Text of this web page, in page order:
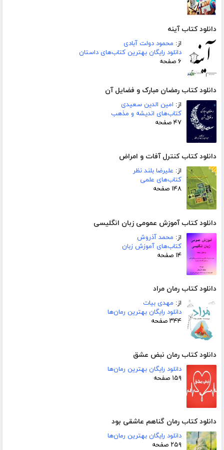
دانلود کتاب آینه
از: محمود دولت آبادی
دانلود رایگان بهترین کتاب‌های داستان
۶ صفحه
دانلود کتاب رمضان مبارک و فضایل آن
از: امین الدین سعیدی
کتاب‌های اندیشه و مذهب
۴۷ صفحه
دانلود کتاب کنترل آفات و امراض
از: علیرضا بلند نظر
کتاب‌های علمی
۱۴۸ صفحه
دانلود کتاب آموزش عمومی زبان انگلیسی
از: محمد آذروش
کتاب‌های آموزش زبان
۱۴ صفحه
دانلود کتاب رمان مراد
از: مهدی بیات
دانلود رایگان بهترین رمان‌ها
۳۴۴ صفحه
دانلود کتاب رمان نبض عشق
دانلود رایگان بهترین رمان‌ها
۱۵۹ صفحه
دانلود کتاب رمان گناهم عاشقی بود
دانلود رایگان بهترین رمان‌ها
۲۵۹ صفحه